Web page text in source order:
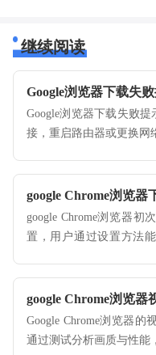
继续阅读
Google浏览器下载失败提
接，重启路由器或更换网
google Chrome浏览器
google Chrome浏览器初
置，用户通过设置方法
google Chrome浏览器
Google Chrome浏览器
通过测试分析画质与性能